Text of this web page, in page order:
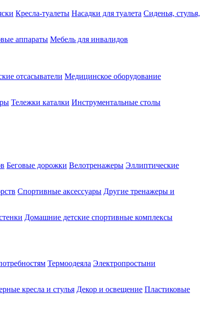
Кресла-туалеты Насадки для туалета Сиденья, стулья,
аппараты Мебель для инвалидов
отсасыватели Медицинское оборудование
Тележки каталки Инструментальные столы
Беговые дорожки Велотренажеры Эллиптические
Спортивные аксессуары Другие тренажеры и
Домашние детские спортивные комплексы
Термоодеяла Электропростыни
кресла и стулья Декор и освещение Пластиковые